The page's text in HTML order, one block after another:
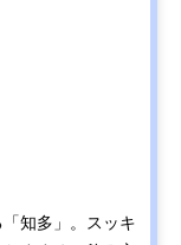
知多」。スッキ